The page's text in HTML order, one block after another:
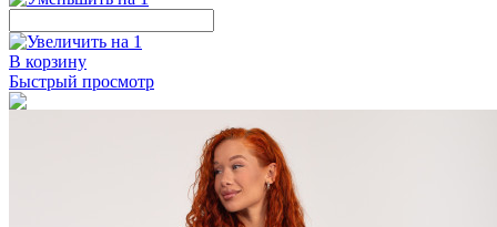
В корзину
Быстрый просмотр